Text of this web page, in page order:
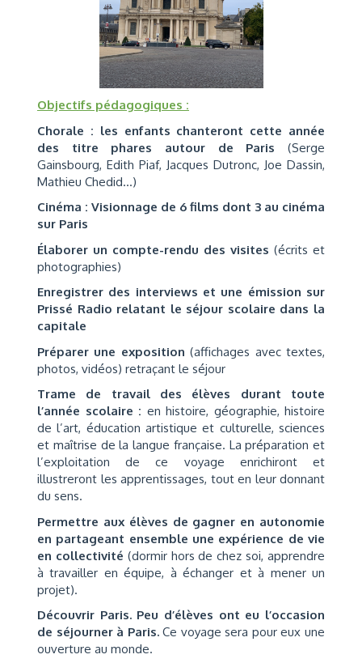
Objectifs pédagogiques :
Chorale : les enfants chanteront cette année
des titre phares autour de Paris (Serge
Gainsbourg, Edith Piaf, Jacques Dutronc, Joe Dassin,
Mathieu Chedid...)
Cinéma : Visionnage de 6 films dont 3 au cinéma
sur Paris
Élaborer un compte-rendu des visites (écrits et
photographies)
Enregistrer des interviews et une émission sur
Prissé Radio relatant le séjour scolaire dans la
capitale
Préparer une exposition (affichages avec textes,
photos, vidéos) retraçant le séjour
Trame de travail des élèves durant toute
l’année scolaire : en histoire, géographie, histoire
de l’art, éducation artistique et culturelle, sciences
et maîtrise de la langue française. La préparation et
l’exploitation de ce voyage enrichiront et
illustreront les apprentissages, tout en leur donnant
du sens.
Permettre aux élèves de gagner en autonomie
en partageant ensemble une expérience de vie
en collectivité (dormir hors de chez soi, apprendre
à travailler en équipe, à échanger et à mener un
projet).
Découvrir Paris. Peu d’élèves ont eu l’occasion
de séjourner à Paris.Ce voyage sera pour eux une
ouverture au monde.